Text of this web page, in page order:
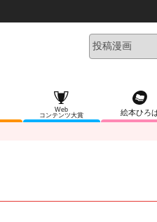
Web
コンテンツ大賞
絵本ひろ